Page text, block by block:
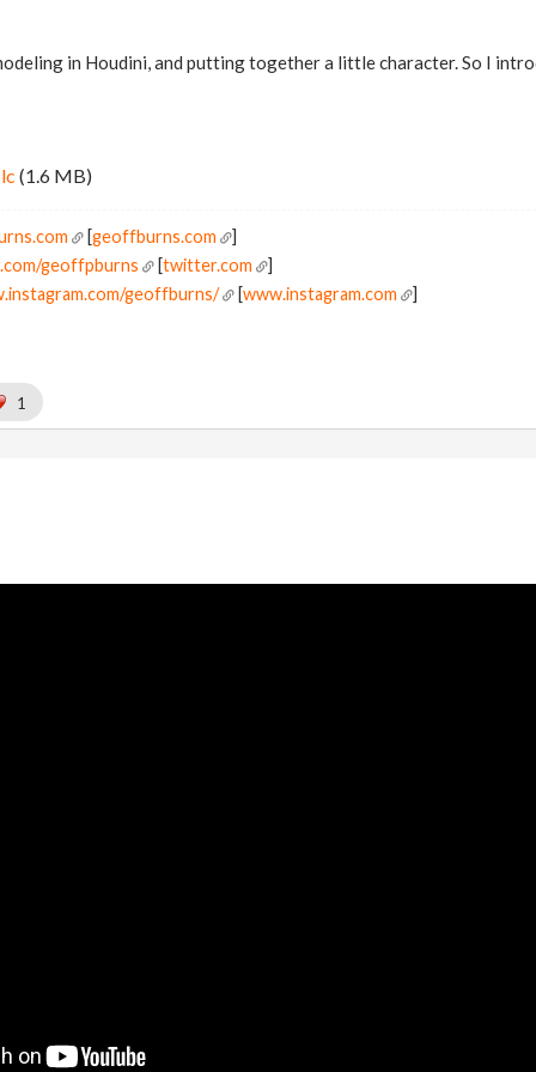
in Houdini, and putting together a little character. So I
(1.6 MB)
[geoffburns.com
]
geoffpburns
[twitter.com
]
geoffburns/
[www.instagram.com ]
1